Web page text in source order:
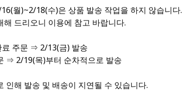
월)~2/18(수)은 상품 발송 작업을 하지 않습니다.
드리오니 이용에 참고 바랍니다.
주문 ⇒ 2/13(금) 발송
⇒ 2/19(목)부터 순차적으로 발송
인해 발송 및 배송이 지연될 수 있습니다.